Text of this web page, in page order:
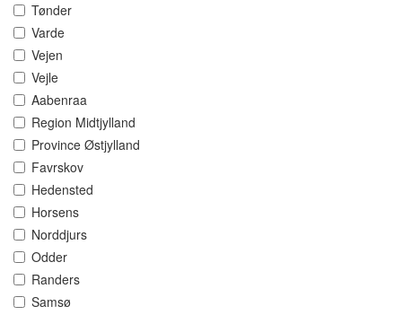
Tønder
Varde
Vejen
Vejle
Aabenraa
Region Midtjylland
Province Østjylland
Favrskov
Hedensted
Horsens
Norddjurs
Odder
Randers
Samsø